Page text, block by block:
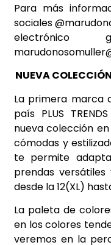
Para más
sociales
electrónico
NUEVA
La primera marca
país PLUS
nueva colección
cómodas y
te permite
prendas
desde la 12(XL)
La paleta de
en los colores
veremos en la